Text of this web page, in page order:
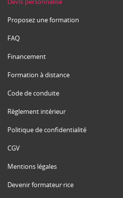
Proposez une formation
FAQ
Financement
Formation à distance
Code de conduite
Règlement intérieur
Politique de confidentialité
CGV
Mentions légales
Devenir formateur·rice